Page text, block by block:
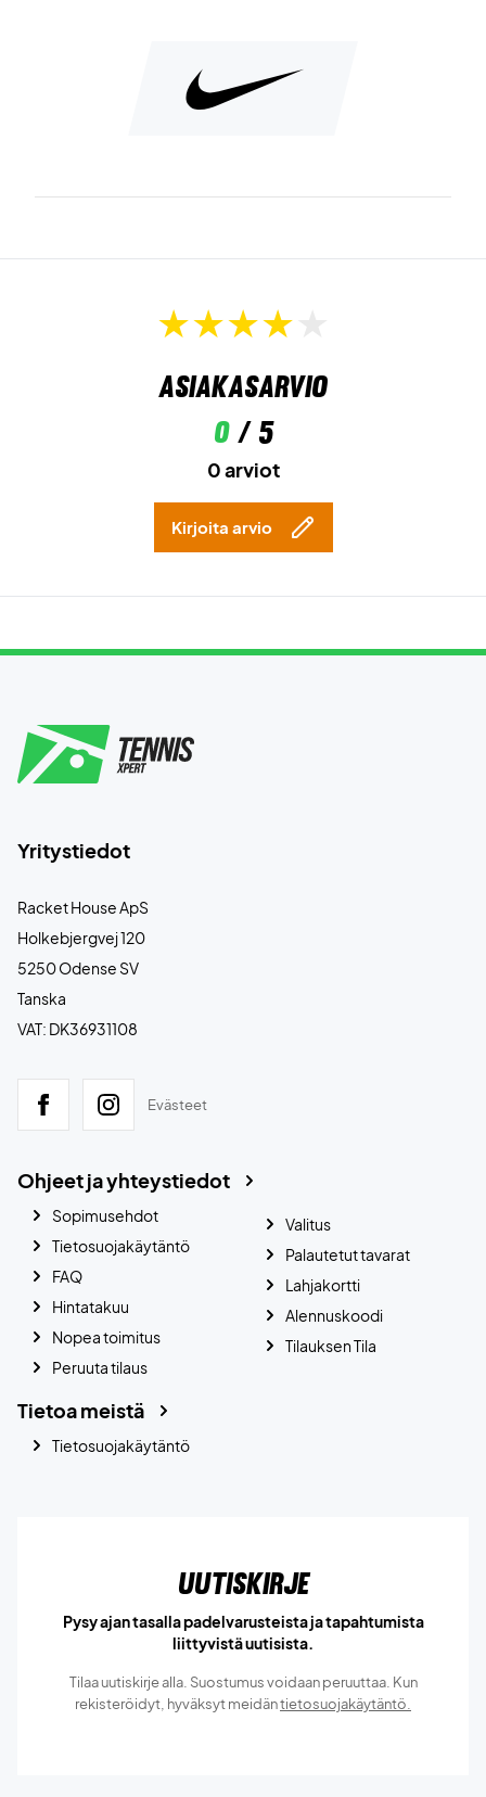
Asiakasarvio
0/ 5
0 arviot
Kirjoita arvio
Yritystiedot
Racket House ApS
Holkebjergvej 120
5250 Odense SV
Tanska
VAT: DK36931108
Evästeet
Ohjeet ja yhteystiedot
Sopimusehdot
Tietosuojakäytäntö
FAQ
Hintatakuu
Nopea toimitus
Peruuta tilaus
Valitus
Palautetut tavarat
Lahjakortti
Alennuskoodi
Tilauksen Tila
Tietoa meistä
Tietosuojakäytäntö
Uutiskirje
Pysy ajan tasalla padelvarusteista ja tapahtumista
liittyvistä uutisista.
Tilaa uutiskirje alla. Suostumus voidaan peruuttaa. Kun
rekisteröidyt, hyväksyt meidäntietosuojakäytäntö.